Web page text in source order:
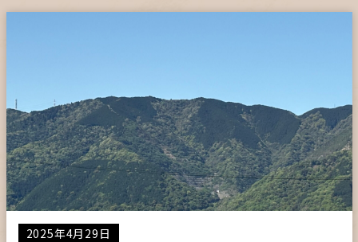
片田舎の小さなカフェ ガーデンアーツ
2025年4月29日